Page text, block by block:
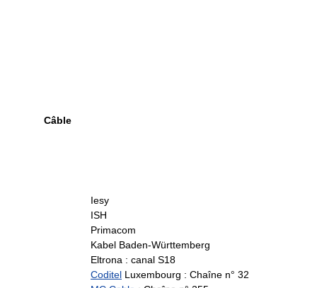
Câble
Iesy
ISH
Primacom
Kabel Baden-Württemberg
Eltrona : canal S18
Coditel Luxembourg : Chaîne n° 32